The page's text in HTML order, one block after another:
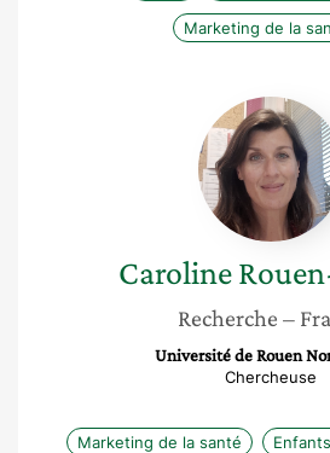
Marketing de la
Mallet
Caroline
Recherche –
Université de Rouen
Chercheuse
Marketing de la santé